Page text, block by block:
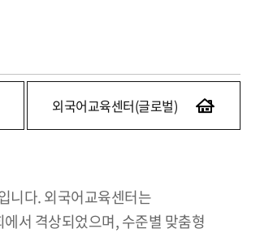
외국어교육센터(글로벌)
니다. 외국어교육센터는
서 격상되었으며, 수준별 맞춤형